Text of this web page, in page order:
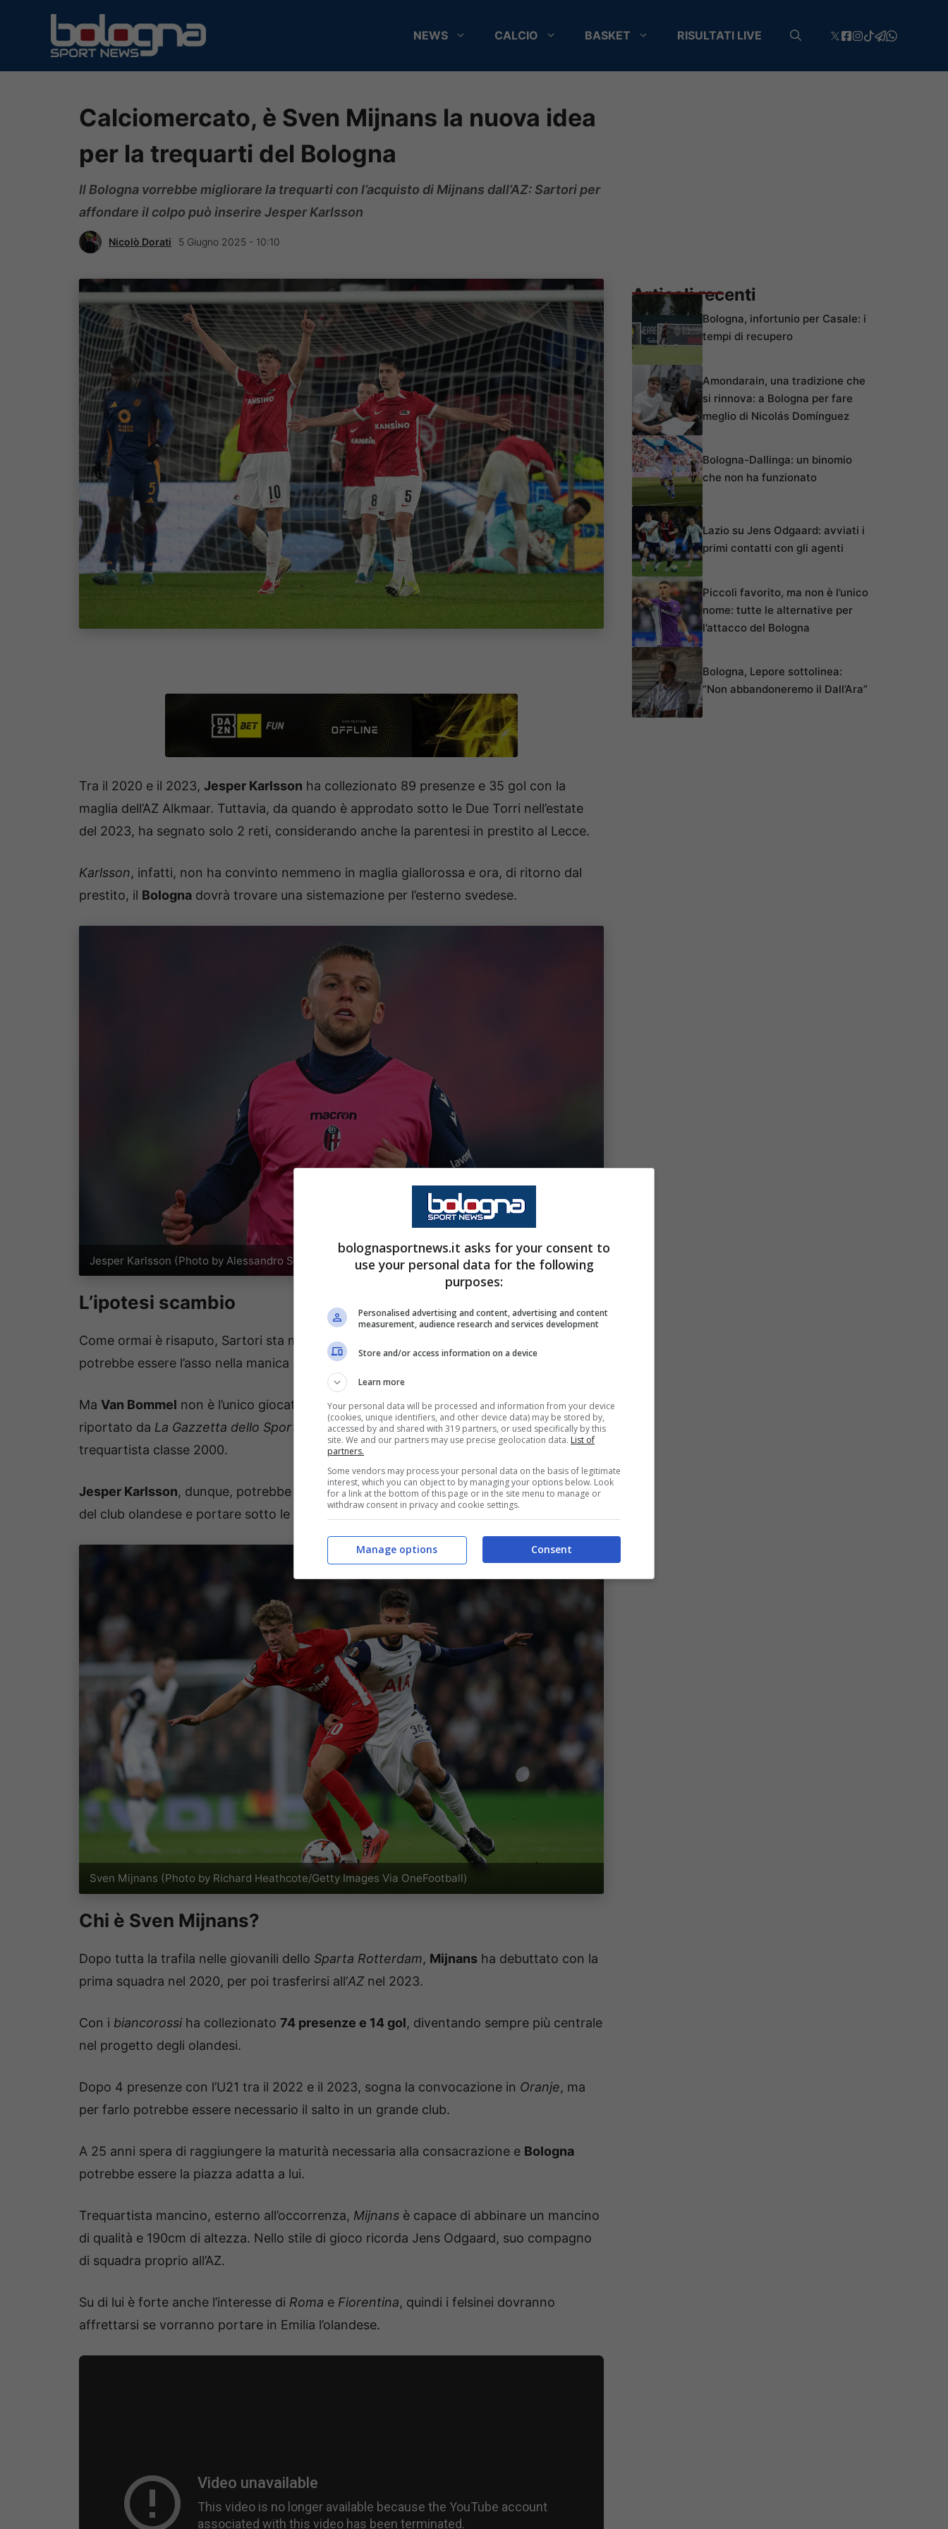
contenuto
NEWS CALCIO BASKET RISULTATI LIVE
Calciomercato, è Sven Mijnans la nuova idea
per la trequarti del Bologna
Il Bologna vorrebbe migliorare la trequarti con l’acquisto di Mijnans dall’AZ: Sartori per
affondare il colpo può inserire Jesper Karlsson
Nicolò Dorati 5 Giugno 2025 - 10:10
Tra il 2020 e il 2023, Jesper Karlsson ha collezionato 89 presenze e 35 gol con la
maglia dell’AZ Alkmaar. Tuttavia, da quando è approdato sotto le Due Torri nell’estate
del 2023, ha segnato solo 2 reti, considerando anche la parentesi in prestito al Lecce.
Karlsson, infatti, non ha convinto nemmeno in maglia giallorossa e ora, di ritorno dal
prestito, il Bologna dovrà trovare una sistemazione per l’esterno svedese.
Jesper Karlsson (Photo by Alessandro Sabattini/Getty Images Via OneFootball)
L’ipotesi scambio
Come ormai è risaputo, Sartori sta monitorando
potrebbe essere l’asso nella manica per arrivare al figlio d’arte.
Ma Van Bommel non è l’unico giocatore dell’AZ Alkmaar sull’agenda delBologna: come
riportato da La Gazzetta dello Sport , c’è forte interesse anche perSven Mijnans,
trequartista classe 2000.
Jesper Karlsson, dunque, potrebbe essere la pedina chiave per abbassare le pretese
del club olandese e portare sotto le Due Torri uno dei due prospetti.
Sven Mijnans (Photo by Richard Heathcote/Getty Images Via OneFootball)
Chi è Sven Mijnans?
Dopo tutta la trafila nelle giovanili dello Sparta Rotterdam, Mijnans ha debuttato con la
prima squadra nel 2020, per poi trasferirsi all’AZnel 2023.
Con i biancorossiha collezionato 74 presenze e 14 gol, diventando sempre più centrale
nel progetto degli olandesi.
Dopo 4 presenze con l’U21 tra il 2022 e il 2023, sogna la convocazione in Oranje, ma
per farlo potrebbe essere necessario il salto in un grande club.
A 25 anni spera di raggiungere la maturità necessaria alla consacrazione e Bologna
potrebbe essere la piazza adatta a lui.
Trequartista mancino, esterno all’occorrenza, Mijnans è capace di abbinare un mancino
di qualità e 190cm di altezza. Nello stile di gioco ricorda Jens Odgaard, suo compagno
di squadra proprio all’AZ.
Su di lui è forte anche l’interesse di Roma e Fiorentina, quindi i felsinei dovranno
affrettarsi se vorranno portare in Emilia l’olandese.
Articoli recenti
Bologna, infortunio per Casale: i
tempi di recupero
Amondarain, una tradizione che
si rinnova: a Bologna per fare
meglio di Nicolás Domínguez
Bologna-Dallinga: un binomio
che non ha funzionato
Lazio su Jens Odgaard: avviati i
primi contatti con gli agenti
Piccoli favorito, ma non è l’unico
nome: tutte le alternative per
l’attacco del Bologna
Bologna, Lepore sottolinea:
“Non abbandoneremo il Dall’Ara”
bolognasportnews.it asks for your consent to
use your personal data for the following
purposes:
Personalised advertising and content, advertising and content
measurement, audience research and services development
Store and/or access information on a device
Learn more
Your personal data will be processed and information from your device
(cookies, unique identifiers, and other device data) may be stored by,
accessed by and shared with 319 partners, or used specifically by this
site. We and our partners may use precise geolocation data. List of
partners.
Some vendors may process your personal data on the basis of legitimate
interest, which you can object to by managing your options below. Look
for a link at the bottom of this page or in the site menu to manage or
withdraw consent in privacy and cookie settings.
Consent
Manage options